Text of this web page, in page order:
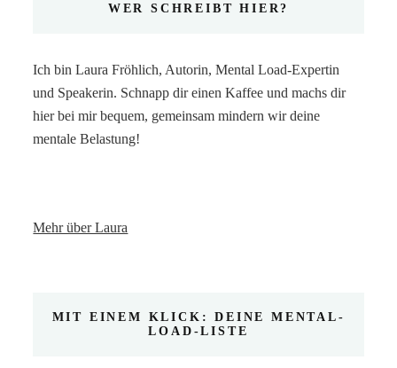
WER SCHREIBT HIER?
Ich bin Laura Fröhlich, Autorin, Mental Load-Expertin
und Speakerin. Schnapp dir einen Kaffee und machs dir
hier bei mir bequem, gemeinsam mindern wir deine
mentale Belastung!
Mehr über Laura
MIT EINEM KLICK: DEINE MENTAL-
LOAD-LISTE